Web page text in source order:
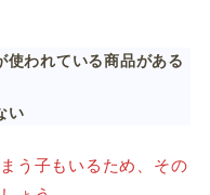
使われている商品がある
い
う子もいるため、その